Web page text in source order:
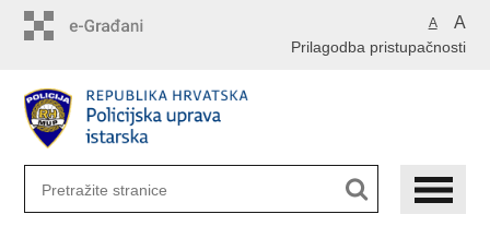
A A
Prilagodba pristupačnosti